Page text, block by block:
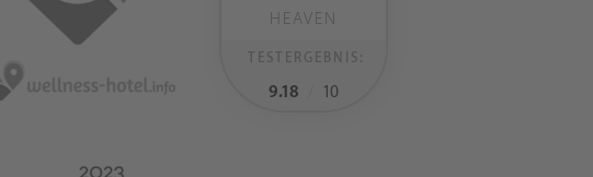
HEAVEN
TESTERGEBNIS:
9.18 10